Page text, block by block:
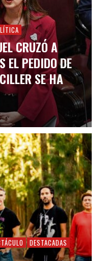
CRUZÓ A
EL PEDIDO DE
SE HA
DESTACADAS